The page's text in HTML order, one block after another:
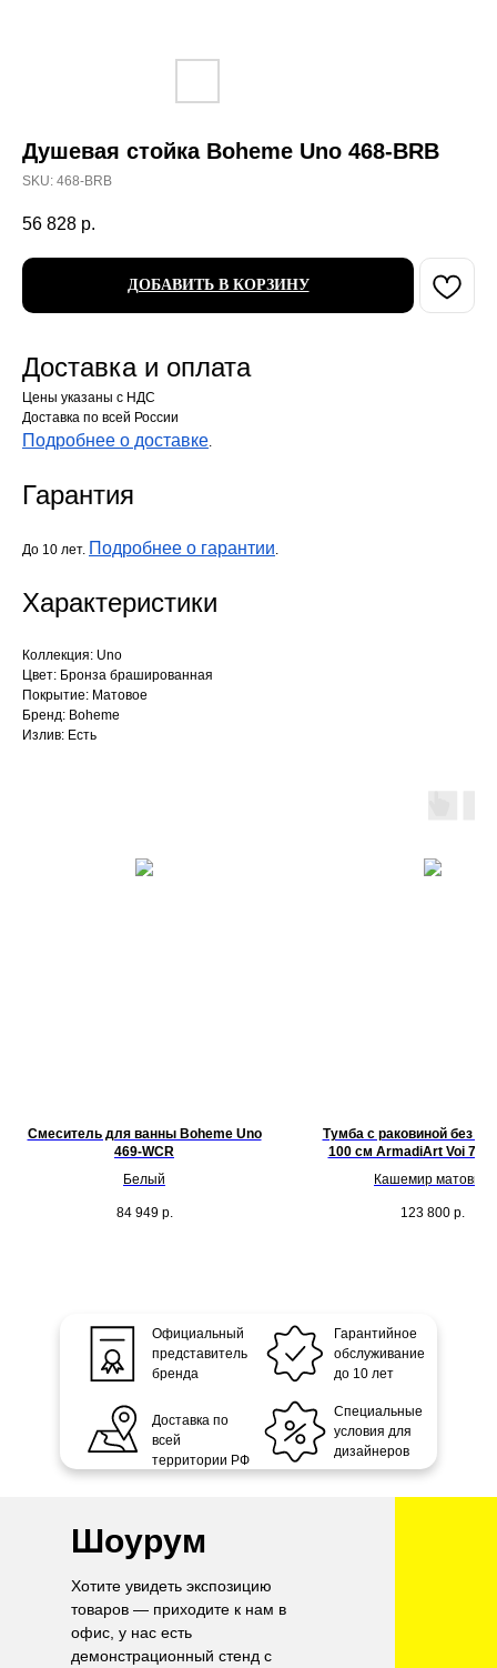
Душевая стойка Boheme Uno 468-BRB
SKU: 468-BRB
56 828 р.
ДОБАВИТЬ В КОРЗИНУ
Доставка и оплата
Цены указаны с НДС
Доставка по всей России
Подробнее о доставке.
Гарантия
До 10 лет. Подробнее о гарантии.
Характеристики
Коллекция: Uno
Цвет: Бронза брашированная
Покрытие: Матовое
Бренд: Boheme
Излив: Есть
Смеситель для ванны Boheme Uno
469-WCR
Белый
84 949 р.
Тумба с раковиной без
100 см ArmadiArt Voi
Кашемир матовый
123 800 р.
Официальный
представитель
бренда
Доставка по
всей
территории РФ
Гарантийное
обслуживание
до 10 лет
Специальные
условия для
дизайнеров
Шоурум
Хотите увидеть экспозицию
товаров — приходите к нам в
офис, у нас есть
демонстрационный стенд с